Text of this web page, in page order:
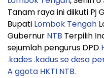
Tanam raya ini diikuti Pj
Bupati Lombok Tengah
Gubernur NTB Terpilih
sejumlah pengurus DPD
.kades .kadus se desa
A ggota HKTI NTB.